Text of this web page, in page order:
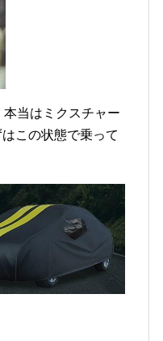
当はミクスチャー
この状態で乗って